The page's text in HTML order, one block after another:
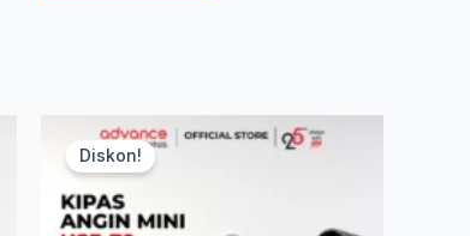
Diskon!
Harga
aslinya
adalah:
Harga
saat
Produk